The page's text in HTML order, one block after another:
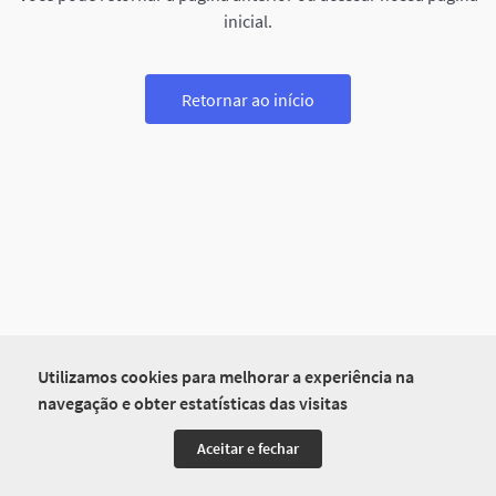
Utilizamos cookies para melhorar a experiência na
navegação e obter estatísticas das visitas
Aceitar e fechar
inicial.
Retornar ao início